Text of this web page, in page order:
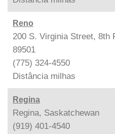
Reno
200 S. Virginia Street, 8th
89501
(775) 324-4550
Distância milhas
Regina
Regina, Saskatchewan
(919) 401-4540